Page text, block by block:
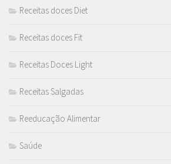
Receitas doces Diet
Receitas doces Fit
Receitas Doces Light
Receitas Salgadas
Reeducação Alimentar
Saúde